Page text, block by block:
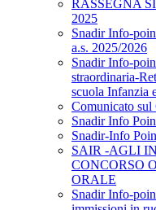
RASSEGNA
2025
Snadir Info-
a.s. 2025/2026
Snadir Info-
straordinaria-
scuola Infanzia
Comunicato
Snadir Info
Snadir-Info
SAIR -AGLI
CONCORSO
ORALE
Snadir Info-